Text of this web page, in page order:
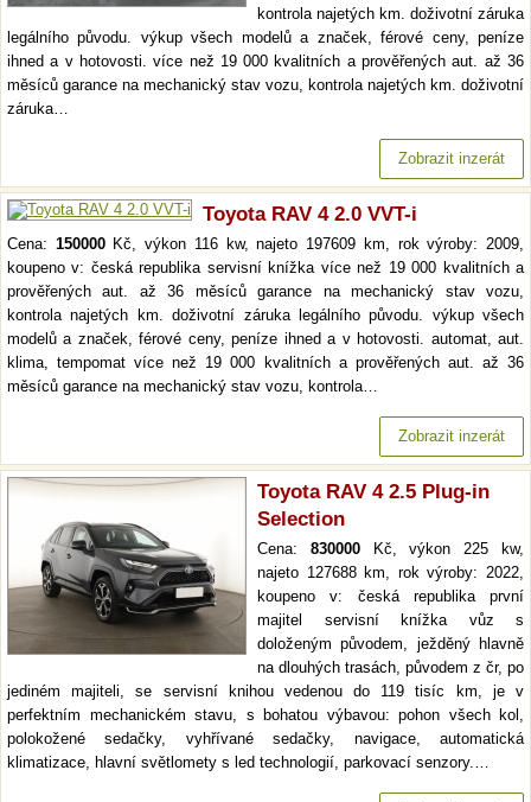
kontrola najetých km. doživotní záruka
legálního původu. výkup všech modelů a značek, férové ceny, peníze
ihned a v hotovosti. více než 19 000 kvalitních a prověřených aut. až 36
měsíců garance na mechanický stav vozu, kontrola najetých km. doživotní
záruka…
Zobrazit inzerát
Toyota RAV 4 2.0 VVT-i
Cena: 150000Kč, výkon 116 kw, najeto 197609 km, rok výroby: 2009,
koupeno v: česká republika servisní knížka více než 19 000 kvalitních a
prověřených aut. až 36 měsíců garance na mechanický stav vozu,
kontrola najetých km. doživotní záruka legálního původu. výkup všech
modelů a značek, férové ceny, peníze ihned a v hotovosti. automat, aut.
klima, tempomat více než 19 000 kvalitních a prověřených aut. až 36
měsíců garance na mechanický stav vozu, kontrola…
Zobrazit inzerát
Toyota RAV 4 2.5 Plug-in
Selection
Cena: 830000Kč, výkon 225 kw,
najeto 127688 km, rok výroby: 2022,
koupeno v: česká republika první
majitel servisní knížka vůz s
doloženým původem, ježděný hlavně
na dlouhých trasách, původem z čr, po
jediném majiteli, se servisní knihou vedenou do 119 tisíc km, je v
perfektním mechanickém stavu, s bohatou výbavou: pohon všech kol,
polokožené sedačky, vyhřívané sedačky, navigace, automatická
klimatizace, hlavní světlomety s led technologií, parkovací senzory.…